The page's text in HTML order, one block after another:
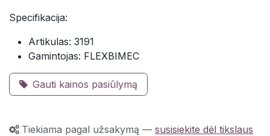
Specifikacija:
Artikulas: 3191
Gamintojas: FLEXBIMEC
Gauti kainos pasiūlymą
Tiekiama pagal užsakymą — susisiekite dėl tikslaus